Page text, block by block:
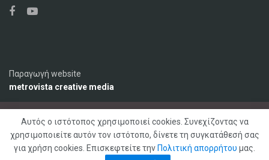
Παραγωγή website
metrovista creative media
Ο Σταθμός Διαφήμιση
Επικοινωνία
Πολιτική Απορρήτου
© 2020 ΣΚΑΪ ΚΡΗΤΗΣ 92,1 FM, Με επιφύλαξη παντός δικαιώματος
Αυτός ο ιστότοπος χρησιμοποιεί cookies. Συνεχίζοντας να
χρησιμοποιείτε αυτόν τον ιστότοπο, δίνετε τη συγκατάθεσή σας
για χρήση cookies. Επισκεφτείτε την Πολιτική απορρήτου μας.